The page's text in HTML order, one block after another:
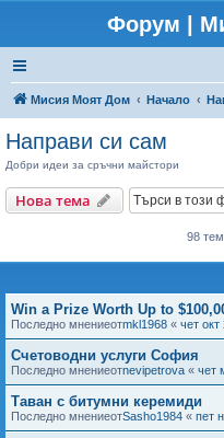
Форум |
Мисия Моят Дом Начало
Направи си сам
Добри идеи за сръчни майстори
Нова тема
98
Win a Prize Worth Up to
Последно мнениеотmkl1968 « чет
Счетоводни услуги София
Последно мнениеотnevipetrova « чет
Таван с битумни керемиди
Последно мнениеотSasho1984 « пет